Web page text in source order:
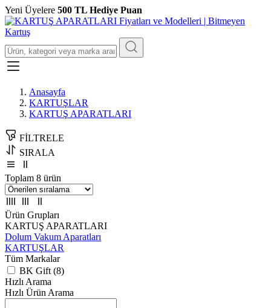
Yeni Üyelere 500 TL Hediye Puan
Anasayfa
KARTUŞLAR
KARTUŞ APARATLARI
FİLTRELE
SIRALA
Toplam 8 ürün
Ürün Grupları
KARTUŞ APARATLARI
Dolum Vakum Aparatları
KARTUŞLAR
Tüm Markalar
BK Gift (8)
Hızlı Arama
Hızlı Ürün Arama